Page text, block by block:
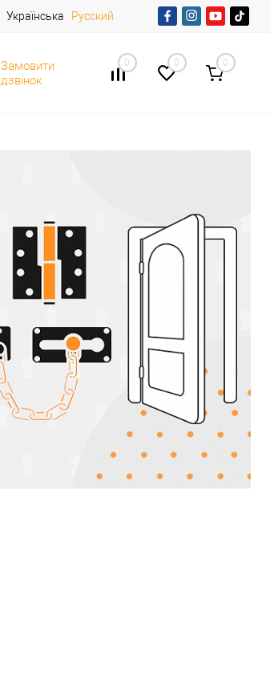
Українська Русский
Замовити
дзвінок
0 0 0